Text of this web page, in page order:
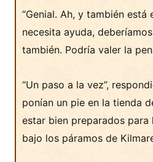
“Genial. Ah, y también está
necesita ayuda,
también. Podría valer la
“Un paso a la vez”,
ponían un pie en la tienda
estar bien preparados para
bajo los páramos de